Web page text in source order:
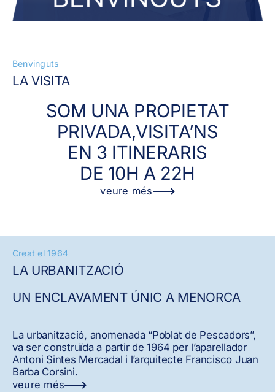
Benvinguts
LA VISITA
SOM UNA PROPIETAT
PRIVADA,VISITA’NS
EN 3 ITINERARIS
DE 10H A 22H
veure més
Creat el 1964
LA URBANITZACIÓ
UN ENCLAVAMENT ÚNIC A MENORCA
La urbanització, anomenada “Poblat de Pescadors”,
va ser construïda a partir de 1964 per l’aparellador
Antoni Sintes Mercadal i l’arquitecte Francisco Juan
Barba Corsini.
veure més